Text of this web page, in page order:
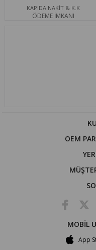
KAPIDA NAKİT & K.K
ÖDEME İMKANI
OEM
MOBİL
App